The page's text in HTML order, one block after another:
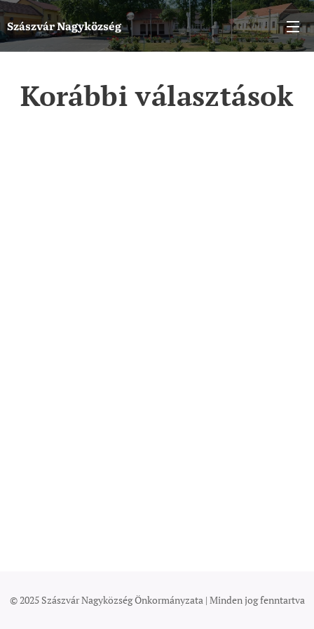
SzászvárNagyközség
Korábbi választások
© 2025 Szászvár Nagyközség Önkormányzata | Minden jog fenntartva